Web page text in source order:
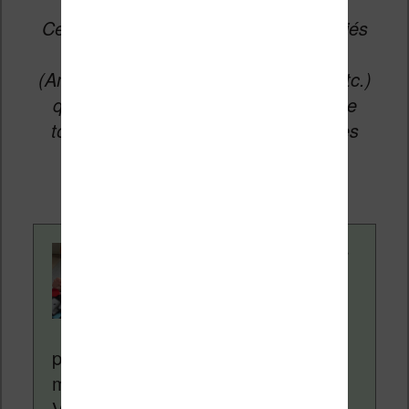
Cet article peut contenir des liens affiliés
(Amazon, Fnac, Cultura, Boulanger, etc.)
qui permettent aux auteurs du site de
toucher une petite commission sur les
Contenu rédigé par
pour vous aider à naviguer dans le
monde des liseuses (Kindle, Kobo,